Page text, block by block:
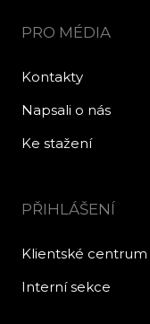
PRO MÉDIA
Kontakty
Napsali o nás
Ke stažení
PŘIHLÁŠENÍ
Klientské centrum
Interní sekce